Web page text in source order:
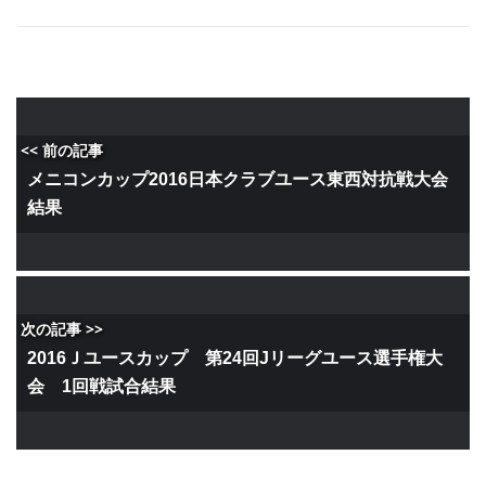
<< 前の記事
メニコンカップ2016日本クラブユース東西対抗戦大会
結果
次の記事 >>
2016Ｊユースカップ 第24回Jリーグユース選手権大
会 1回戦試合結果